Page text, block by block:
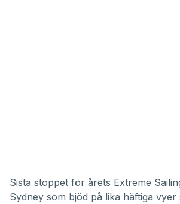
Sista stoppet för årets Extreme
Sydney som bjöd på lika häftiga vyer